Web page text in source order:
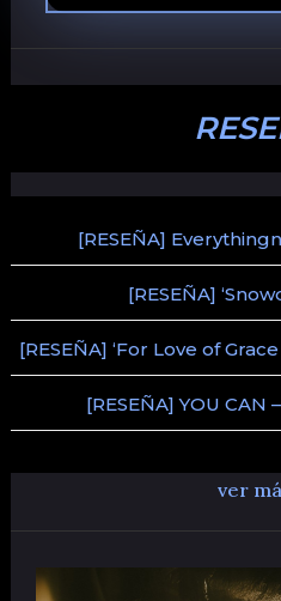
[RESEÑA]
[RESEÑA]
[RESEÑA] ‘For Love of
[RESEÑA] YOU CAN
ver